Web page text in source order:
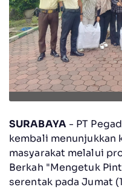
SURABAYA- PT
kembali menunjukkan
masyarakat melalui
Berkah "Mengetuk
serentak pada Jumat